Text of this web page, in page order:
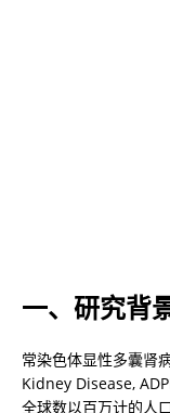
一、研究背
常染色体显性多囊肾
Kidney Disease,
全球数以百万计的人